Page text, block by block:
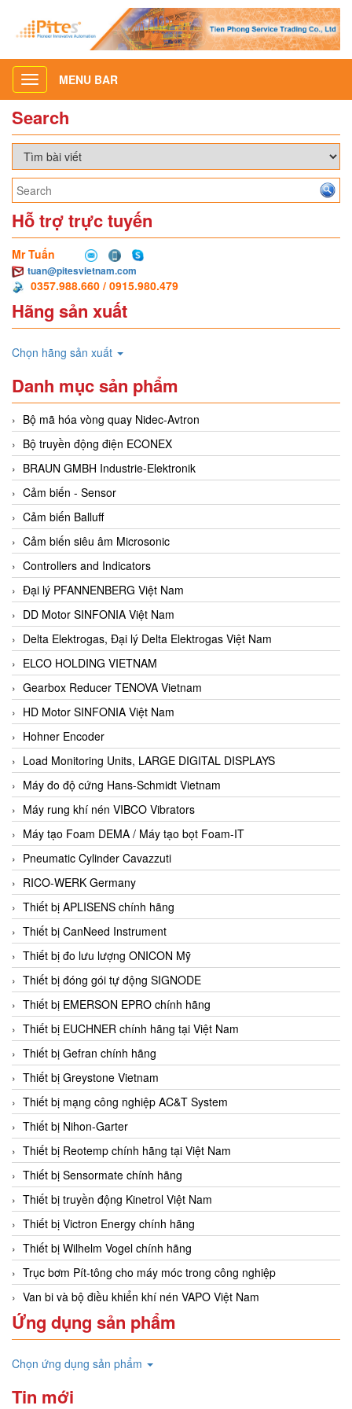
Toggle
navigation
MENU BAR
Search
Hỗ trợ trực tuyến
Mr Tuấn
tuan@pitesvietnam.com
0357.988.660 / 0915.980.479
Hãng sản xuất
Chọn hãng sản xuất
Danh mục sản phẩm
Bộ mã hóa vòng quay Nidec-Avtron
Bộ truyền động điện ECONEX
BRAUN GMBH Industrie-Elektronik
Cảm biến - Sensor
Cảm biến Balluff
Cảm biến siêu âm Microsonic
Controllers and Indicators
Đại lý PFANNENBERG Việt Nam
DD Motor SINFONIA Việt Nam
Delta Elektrogas, Đại lý Delta Elektrogas Việt Nam
ELCO HOLDING VIETNAM
Gearbox Reducer TENOVA Vietnam
HD Motor SINFONIA Việt Nam
Hohner Encoder
Load Monitoring Units, LARGE DIGITAL DISPLAYS
Máy đo độ cứng Hans-Schmidt Vietnam
Máy rung khí nén VIBCO Vibrators
Máy tạo Foam DEMA / Máy tạo bọt Foam-IT
Pneumatic Cylinder Cavazzuti
RICO-WERK Germany
Thiết bị APLISENS chính hãng
Thiết bị CanNeed Instrument
Thiết bị đo lưu lượng ONICON Mỹ
Thiết bị đóng gói tự động SIGNODE
Thiết bị EMERSON EPRO chính hãng
Thiết bị EUCHNER chính hãng tại Việt Nam
Thiết bị Gefran chính hãng
Thiết bị Greystone Vietnam
Thiết bị mạng công nghiệp AC&T System
Thiết bị Nihon-Garter
Thiết bị Reotemp chính hãng tại Việt Nam
Thiết bị Sensormate chính hãng
Thiết bị truyền động Kinetrol Việt Nam
Thiết bị Victron Energy chính hãng
Thiết bị Wilhelm Vogel chính hãng
Trục bơm Pít-tông cho máy móc trong công nghiệp
Van bi và bộ điều khiển khí nén VAPO Việt Nam
Ứng dụng sản phẩm
Chọn ứng dụng sản phẩm
Tin mới